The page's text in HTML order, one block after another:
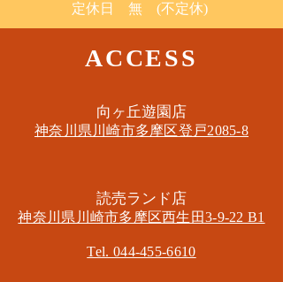
定休日 無 (不定休)
ACCESS
​向ヶ丘遊園店
神奈川県川崎市多摩区​登戸2085-8
​読売ランド店
神奈川県川崎市多摩区​西生田3-9-22 B1
Tel. 044-455-6610